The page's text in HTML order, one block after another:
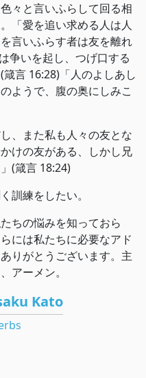
々と言いふらして回る相
「愛を追い求める人は人
言いふらす者は友を離れ
争いを起し、つげ口する
言‬ ‭16‬:‭28‬)「人のよしあし
ようで、腹の奥にしみこ
、また私も人々の友とな
けの友がある、しかし兄
(箴言‬ ‭18‬:‭24‬)
訓練をしたい。
ちの悩みを知っておら
には私たちに必要なアド
りがとうございます。主
アーメン。
Kato